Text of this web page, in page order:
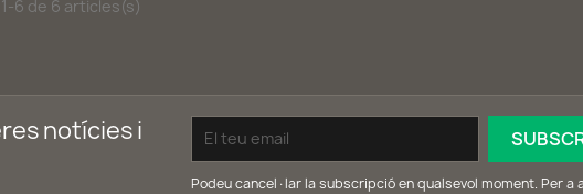
6 de 6 articles(s)
notícies i
Podeu cancel·lar la subscripció en qualsevol moment. Per a